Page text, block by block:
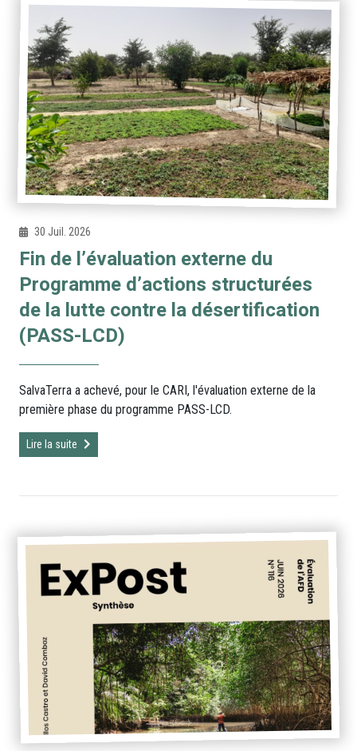
30 Juil. 2026
Fin de l’évaluation externe du
Programme d’actions structurées
de la lutte contre la désertification
(PASS-LCD)
SalvaTerra a achevé, pour le CARI, l'évaluation externe de la
première phase du programme PASS-LCD.
Lire la suite